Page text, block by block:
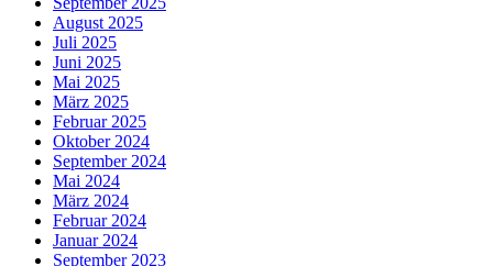
August 2025
Juli 2025
Juni 2025
Mai 2025
März 2025
Februar 2025
Oktober 2024
September 2024
Mai 2024
März 2024
Februar 2024
Januar 2024
September 2023